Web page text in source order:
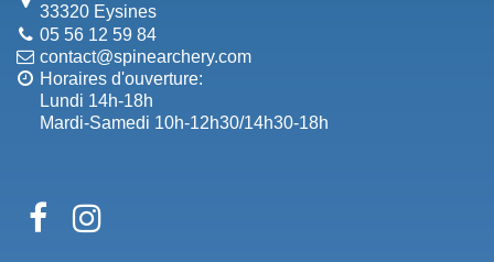
33320 Eysines
05 56 12 59 84
contact@spinearchery.com
Horaires d'ouverture:
Lundi 14h-18h
Mardi-Samedi 10h-12h30/14h30-18h